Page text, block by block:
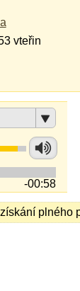
vteřin
-00:58
plného